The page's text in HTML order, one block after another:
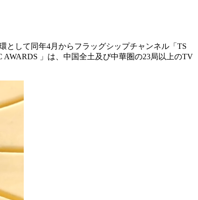
として同年4月からフラッグシップチャンネル「TS
」は、中国全土及び中華圏の23局以上のTV